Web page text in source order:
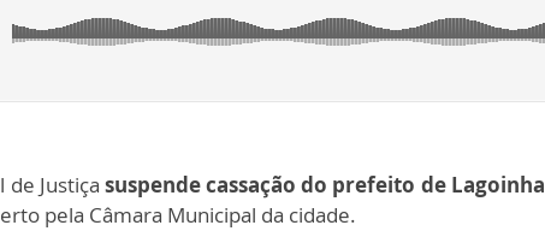
de Justiça suspende cassação do prefeito de Lagoinha
pela Câmara Municipal da cidade.